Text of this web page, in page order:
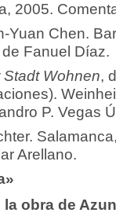
2005.
Yuan Chen.
Fanuel Díaz.
Wohnen,
P. Vegas
Arellano.
obra de